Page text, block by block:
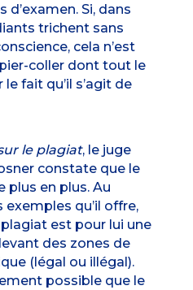
d’examen. Si, dans
trichent sans
cela n’est
coller dont tout le
fait qu’il s’agit de
le plagiat, le juge
constate que le
plus en plus. Au
qu’il offre,
est pour lui une
des zones de
(légal ou illégal).
possible que le